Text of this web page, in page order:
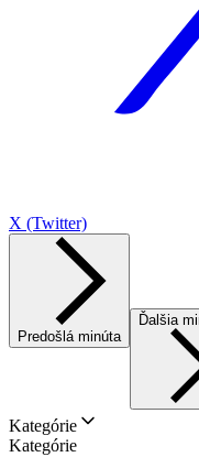
X (Twitter)
Predošlá minúta
Ďalšia
Kategórie
Kategórie